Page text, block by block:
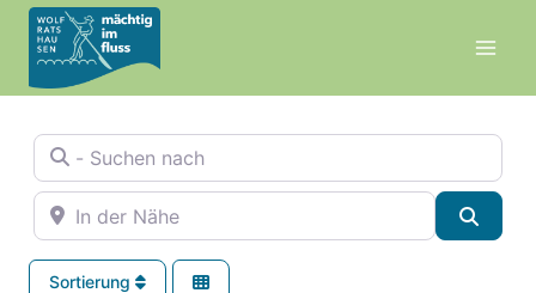
Zum
Inhalt
springen
- Suchen nach
In der Nähe
Sortierung